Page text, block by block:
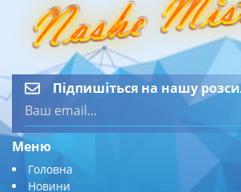
Підпишіться на нашу
Меню
Головна
Новини